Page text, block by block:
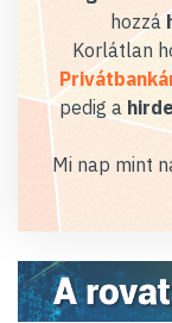
hozzá
Korlátlan
pedig a
Mi nap mint